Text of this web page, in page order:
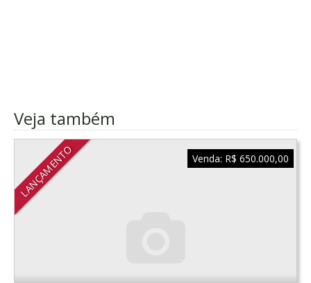
Veja também
LANÇAMENTO Venda: R$ 650.000,00